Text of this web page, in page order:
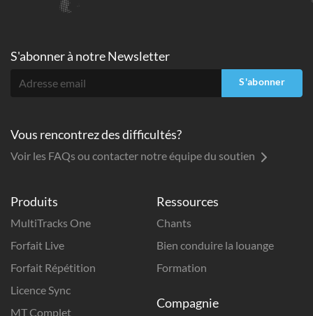
Produits
MultiTracks One
Forfait Live
Forfait Répétition
Licence Sync
MT Complet
Ressources
Chants
Bien conduire la louange
Formation
Compagnie
S'abonner à notre Newsletter
S'abonner
Vous rencontrez des difficultés?
Voir les FAQs ou contacter notre équipe du soutien